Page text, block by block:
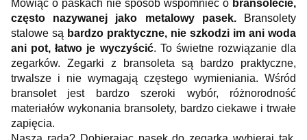
Mówiąc o paskach nie sposób wspomnieć o bransolecie,
często nazywanej jako metalowy pasek.Bransolety
stalowe są bardzo praktyczne, nie szkodzi im ani woda
ani pot, łatwo je wyczyścić. To świetne rozwiązanie dla
zegarków. Zegarki z bransoleta są bardzo praktyczne,
trwalsze i nie wymagają częstego wymieniania. Wśród
bransolet jest bardzo szeroki wybór, różnorodność
materiałów wykonania bransolety, bardzo ciekawe i trwałe
zapięcia.